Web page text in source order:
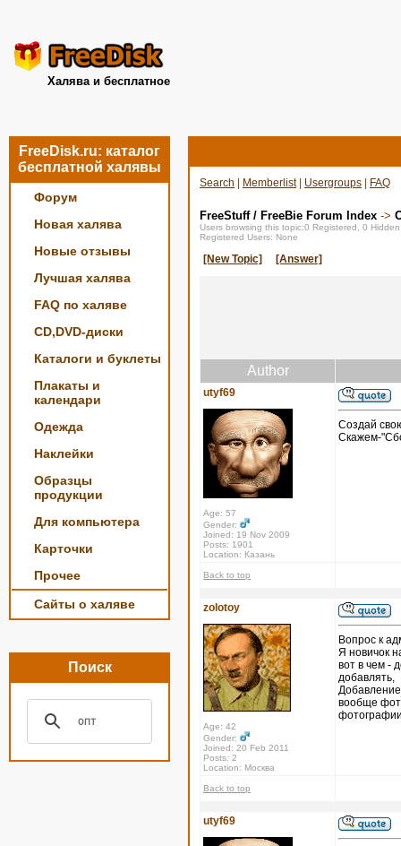
Халява и бесплатное
FreeDisk.ru: каталог
бесплатной халявы
Форум
Новая халява
Новые отзывы
Лучшая халява
FAQ по халяве
CD,DVD-диски
Каталоги и буклеты
Плакаты и
календари
Одежда
Наклейки
Образцы
продукции
Для компьютера
Карточки
Прочее
Сайты о халяве
Поиск
Search Memberlist| Usergroups FAQ
FreeStuff / FreeBie Forum Index ->
Users browsing this topic:0 Registered, 0
Registered Users: None
[New Topic] [Answer]
Author
utyf69
Age: 57
Gender:
Joined: 19 Nov 2009
Posts: 1901
Location: Казань
Создай
Скажем-
Back to top
zolotoy
Age: 42
Gender:
Joined: 20 Feb 2011
Posts: 2
Location: Москва
Вопрос к
Я новичок
вот в чем -
добавлять,
вообще
Back to top
utyf69